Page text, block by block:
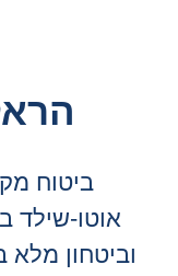
ביטוח
אוטו-שילד
וביטחון